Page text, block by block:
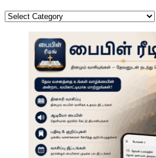
Categories